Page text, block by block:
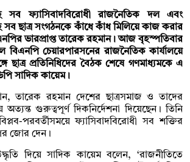
সব ফ্যাসিবাদবিরোধী রাজনৈতিক দল এবং
সব ছাত্র সংগঠনকে কাঁধে কাঁধ মিলিয়ে কাজ করার
ভারপ্রাপ্ত তারেক রহমান। আজ বৃহস্পতিবার
বিএনপি চেয়ারপারসনের রাজনৈতিক কার্যালয়ে
ছাত্র প্রতিনিধিদের বৈঠক শেষে গণমাধ্যমকে এ
সাদিক কায়েম।
তারেক রহমান দেশের ছাত্রসমাজ ও তাদের
অত্যন্ত গুরুত্বপূর্ণ দিকনির্দেশনা দিয়েছেন। তিনি
পরবর্তীসময়ে ফ্যাসিবাদবিরোধী সব শক্তির
জোর দেন।
দিয়ে সাদিক কায়েম বলেন, ‘রাজনীতিতে